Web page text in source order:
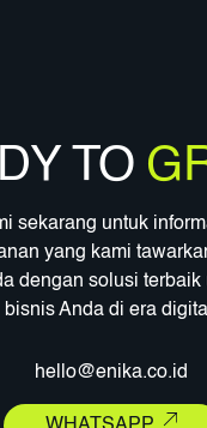
TO
sekarang untuk
yang kami
dengan solusi terbaik
bisnis Anda di era
hello@enika.co.id